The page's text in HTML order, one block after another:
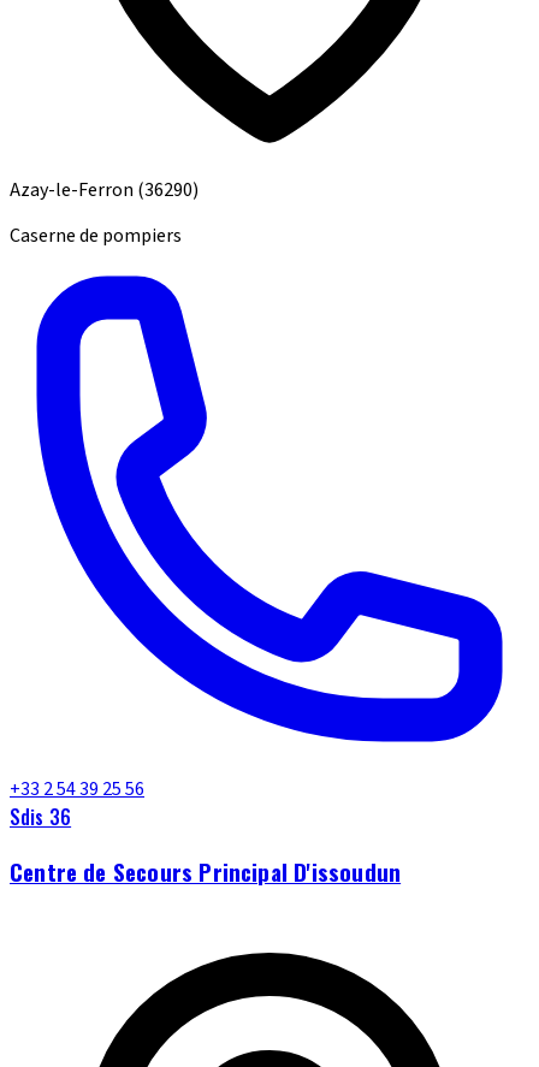
Azay-le-Ferron (36290)
Caserne de pompiers
+33 2 54 39 25 56
Sdis 36
Centre de Secours Principal D'issoudun